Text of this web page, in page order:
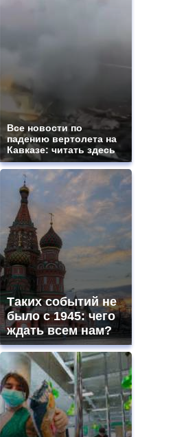
Все новости по
падению вертолета на
Кавказе: читать здесь
Таких событий не
было с 1945: чего
ждать всем нам?